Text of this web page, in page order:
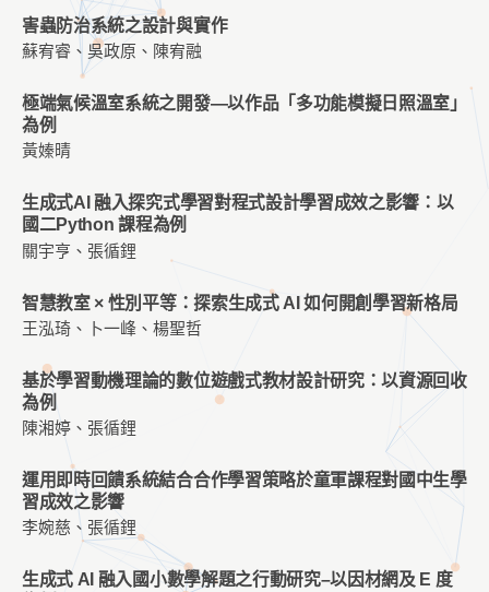
害蟲防治系統之設計與實作
蘇宥睿、吳政原、陳宥融
極端氣候溫室系統之開發—以作品「多功能模擬日照溫室」
為例
黃嫀晴
生成式AI 融入探究式學習對程式設計學習成效之影響：以
國二Python 課程為例
關宇亨、張循鋰
智慧教室 × 性別平等：探索生成式 AI 如何開創學習新格局
王泓琦、卜一峰、楊聖哲
基於學習動機理論的數位遊戲式教材設計研究：以資源回收
為例
陳湘婷、張循鋰
運用即時回饋系統結合合作學習策略於童軍課程對國中生學
習成效之影響
李婉慈、張循鋰
生成式 AI 融入國小數學解題之行動研究–以因材網及 E 度